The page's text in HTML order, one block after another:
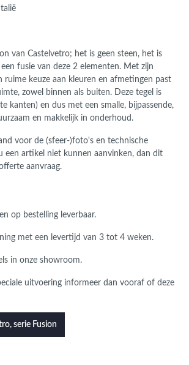
van Castelvetro; het is geen steen, het is
fusie van deze 2 elementen. Met zijn
ruime keuze aan kleuren en afmetingen past
zowel binnen als buiten. Deze tegel is
kanten) en dus met een smalle, bijpassende,
en makkelijk in onderhoud.
voor de (sfeer-)foto's en technische
een artikel niet kunnen aanvinken, dan dit
aanvraag.
op bestelling leverbaar.
met een levertijd van 3 tot 4 weken.
in onze showroom.
uitvoering informeer dan vooraf of deze
serie Fusion